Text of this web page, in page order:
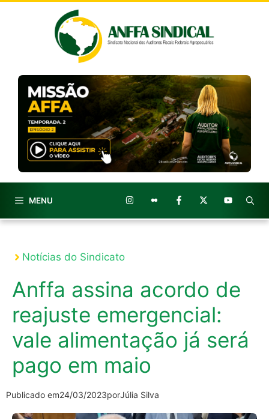
MENU
Notícias do Sindicato
Anffa assina acordo de
reajuste emergencial:
vale alimentação já será
pago em maio
Publicado em24/03/2023porJúlia Silva